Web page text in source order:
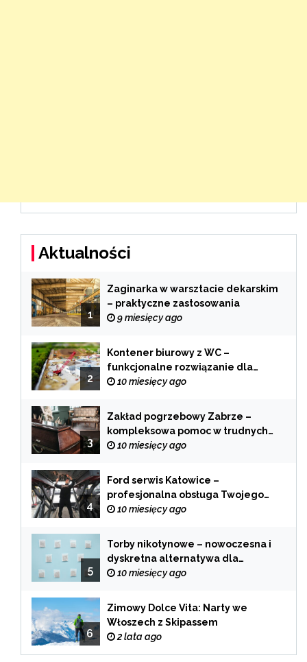
Aktualności
1
Zaginarka w warsztacie dekarskim
– praktyczne zastosowania
9 miesięcy ago
2
Kontener biurowy z WC –
funkcjonalne rozwiązanie dla
każdej branży
10 miesięcy ago
3
Zakład pogrzebowy Zabrze –
kompleksowa pomoc w trudnych
chwilach
10 miesięcy ago
4
Ford serwis Katowice –
profesjonalna obsługa Twojego
samochodu
10 miesięcy ago
5
Torby nikotynowe – nowoczesna i
dyskretna alternatywa dla
tradycyjnego palenia
10 miesięcy ago
6
Zimowy Dolce Vita: Narty we
Włoszech z Skipassem
2 lata ago